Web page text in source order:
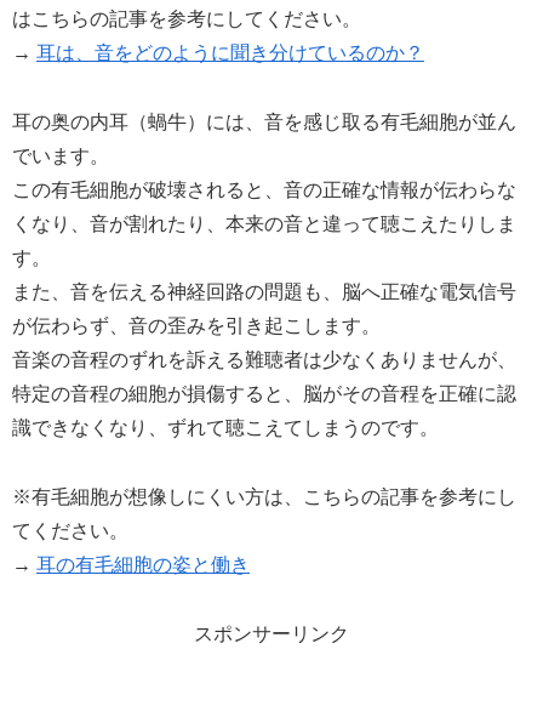
はこちらの記事を参考にしてください。
→ 耳は、音をどのように聞き分けているのか？
耳の奥の内耳（蝸牛）には、音を感じ取る有毛細胞が並ん
でいます。
この有毛細胞が破壊されると、音の正確な情報が伝わらな
くなり、音が割れたり、本来の音と違って聴こえたりしま
す。
また、音を伝える神経回路の問題も、脳へ正確な電気信号
が伝わらず、音の歪みを引き起こします。
音楽の音程のずれを訴える難聴者は少なくありませんが、
特定の音程の細胞が損傷すると、脳がその音程を正確に認
識できなくなり、ずれて聴こえてしまうのです。
※有毛細胞が想像しにくい方は、こちらの記事を参考にし
てください。
→ 耳の有毛細胞の姿と働き
スポンサーリンク